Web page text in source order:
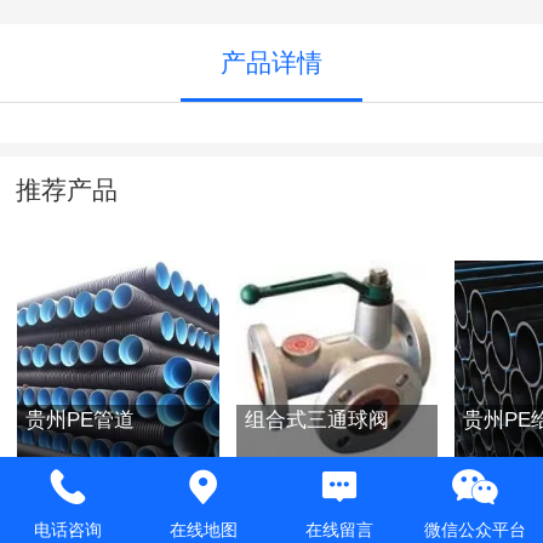
产品详情
推荐产品
贵州PE管道 组合式三通球阀 贵州PE
电话咨询 在线地图 在线留言 微信公众平台